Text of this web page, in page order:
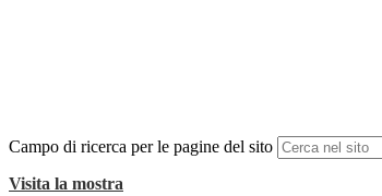
Campo di ricerca per le pagine del sito
Visita la mostra